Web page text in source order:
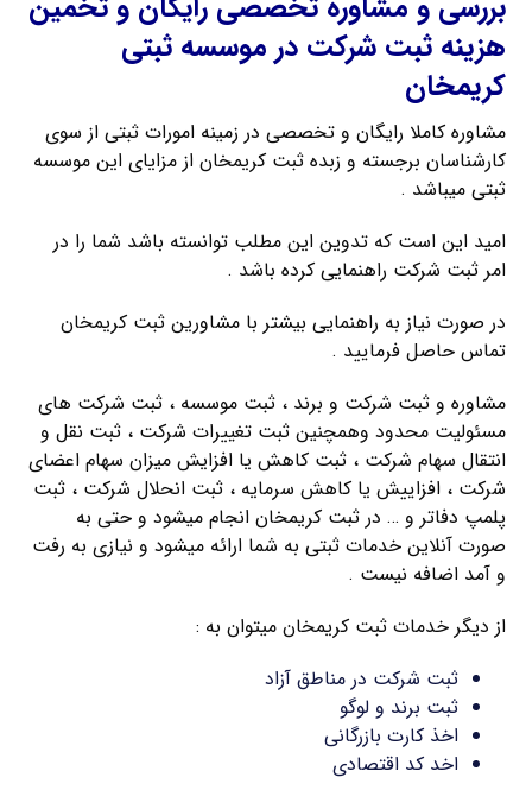
هزینه ثبت شرکت در موسسه ثبتی
کریمخان
مشاوره کاملا رایگان و تخصصی در زمینه امورات ثبتی از سوی
کارشناسان برجسته و زبده ثبت کریمخان از مزایای این موسسه
ثبتی میباشد .
امید این است که تدوین این مطلب توانسته باشد شما را در
امر ثبت شرکت راهنمایی کرده باشد .
در صورت نیاز به راهنمایی بیشتر با مشاورین ثبت کریمخان
تماس حاصل فرمایید .
مشاوره و ثبت شرکت و برند ، ثبت موسسه ، ثبت شرکت های
مسئولیت محدود وهمچنین ثبت تغییرات شرکت ، ثبت نقل و
انتقال سهام شرکت ، ثبت کاهش یا افزایش میزان سهام اعضای
شرکت ، افزاییش یا کاهش سرمایه ، ثبت انحلال شرکت ، ثبت
پلمپ دفاتر و … در ثبت کریمخان انجام میشود و حتی به
صورت آنلاین خدمات ثبتی به شما ارائه میشود و نیازی به رفت
و آمد اضافه نیست .
از دیگر خدمات ثبت کریمخان میتوان به :
ثبت شرکت در مناطق آزاد
ثبت برند و لوگو
اخذ کارت بازرگانی
اخد کد اقتصادی